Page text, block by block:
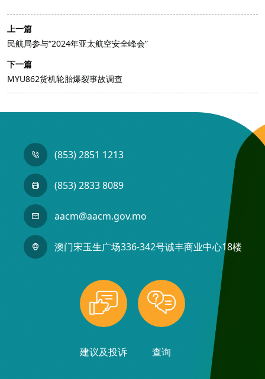
上一篇
民航局参与“2024年亚太航空安全峰会”
下一篇
MYU862货机轮胎爆裂事故调查
(853) 2851 1213
(853) 2833 8089
aacm@aacm.gov.mo
澳门宋玉生广场336-342号诚丰商业中心18楼
建议及投诉 查询